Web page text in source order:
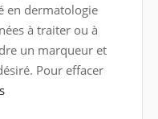
en dermatologie
à traiter ou à
un marqueur et
Pour effacer